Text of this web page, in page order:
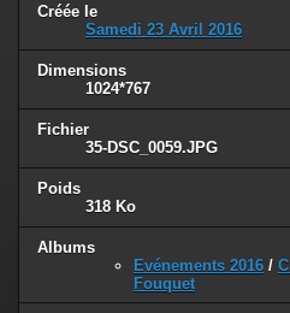
Créée le
Samedi 23 Avril 2016
Dimensions
1024*767
Fichier
35-DSC_0059.JPG
Poids
318 Ko
Albums
Evénements 2016 /
Fouquet